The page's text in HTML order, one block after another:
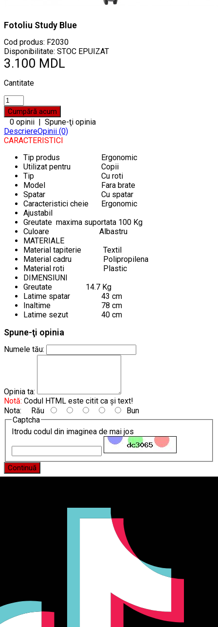
Fotoliu Study Blue
Cod produs: F2030
Disponibilitate: STOC EPUIZAT
3.100 MDL
Cantitate
0 opinii | Spune-ţi opinia
DescriereOpinii (0)
CARACTERISTICI
Tip produs
Ergonomic
Utilizat pentru
Copii
Tip
Cu roti
Model
Fara brate
Spatar
Cu spatar
Caracteristici cheie
Ergonomic
Ajustabil
Greutate maxima suportata 100 Kg
Culoare
Albastru
MATERIALE
Material tapiterie
Textil
Material cadru
Polipropilena
Material roti
Plastic
DIMENSIUNI
Greutate
14.7 Kg
Latime spatar
43 cm
Inaltime
78 cm
Latime sezut
40 cm
Spune-ţi opinia
Numele tău:
Opinia ta:
Notă: Codul HTML este citit ca şi text!
Nota: Rău
Bun
Captcha
Itrodu codul din imaginea de mai jos
Continuă
Producător și importator de mobilier în Chișinău. Descoperă
dormitor și grădină. Calitate, funcționalitate și design
modern pentru orice spațiu.Îți punem la dispoziție soluții
complete de amenajare direct de la producător, cu garanție